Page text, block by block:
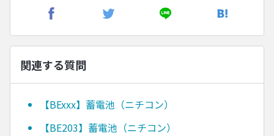
関連する質問
【BExxx】蓄電池（ニチコン）
【BE203】蓄電池（ニチコン）